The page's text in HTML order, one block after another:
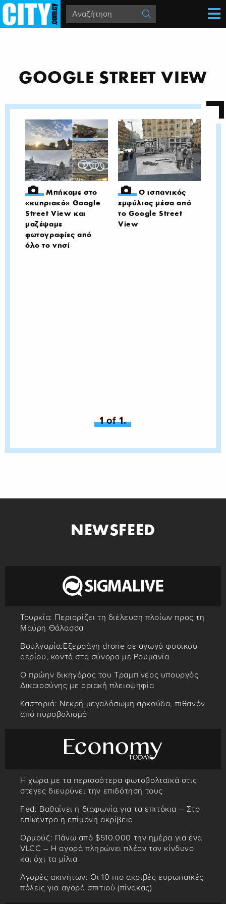
GOOGLE STREET VIEW
Μπήκαμε στο
«κυπριακό» Google
Street View και
μαζέψαμε
φωτογραφίες από
όλο το νησί
O ισπανικός
εμφύλιος μέσα από
το Google Street
View
You're on page
1 of 1.
NEWSFEED
Τουρκία: Περιορίζει τη διέλευση πλοίων προς τη
Μαύρη Θάλασσα
Βουλγαρία:Εξερράγη drone σε αγωγό φυσικού
αερίου, κοντά στα σύνορα με Ρουμανία
Ο πρώην δικηγόρος του Τραμπ νέος υπουργός
Δικαιοσύνης με οριακή πλειοψηφία
Καστοριά: Νεκρή μεγαλόσωμη αρκούδα, πιθανόν
από πυροβολισμό
Η χώρα με τα περισσότερα φωτοβολταϊκά στις
στέγες διευρύνει την επιδότησή τους
Fed: Βαθαίνει η διαφωνία για τα επιτόκια – Στο
επίκεντρο η επίμονη ακρίβεια
Ορμούζ: Πάνω από $510.000 την ημέρα για ένα
VLCC – Η αγορά πληρώνει πλέον τον κίνδυνο
και όχι τα μίλια
Αγορές ακινήτων: Οι 10 πιο ακριβές ευρωπαϊκές
πόλεις για αγορά σπιτιού (πίνακας)